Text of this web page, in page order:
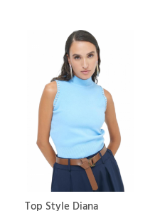
Top Style Diana